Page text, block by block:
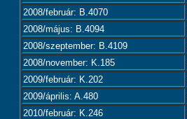
2008/február: B.4070
2008/május: B.4094
2008/szeptember: B.4109
2008/november: K.185
2009/február: K.202
2009/április: A.480
2010/február: K.246